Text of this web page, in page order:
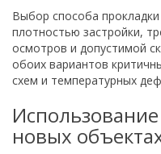
Выбор способа
плотностью застройки,
осмотров и допустимой
обоих вариантов
схем и температурных
новых